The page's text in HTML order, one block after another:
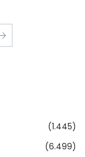
(1.445)
(6.499)